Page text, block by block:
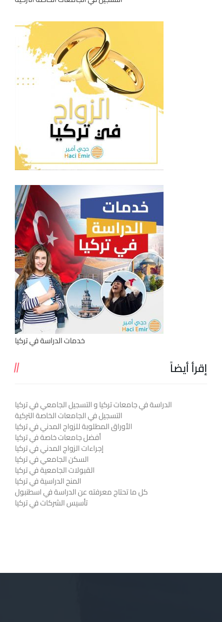
خدمات الدراسة في تركيا
إقرأ أيضاً
الدراسة في جامعات تركيا و التسجيل الجامعي في تركيا
التسجيل في الجامعات الخاصة التركية
الأوراق المطلوبة للزواج المدني في تركيا
أفضل جامعات خاصة في تركيا
إجراءات الزواج المدني في تركيا
السكن الجامعي في تركيا
القبولات الجامعية في تركيا
المنح الدراسية في تركيا
كل ما تحتاج معرفته عن الدراسة في اسطنبول
تأسيس الشركات في تركيا